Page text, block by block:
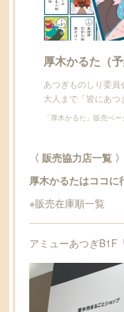
あつぎものしり委
大人まで「皆にあ
「厚木かるた」販売ペー
〈 販売協力店一覧 〉
厚木かるたはココに
※販売在庫順一覧
アミューあつぎB1F